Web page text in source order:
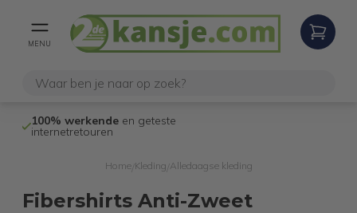
MENU
100% werkende en geteste
internetretouren
Home/ Kleding Alledaagse kleding
Fibershirts Anti-Zweet